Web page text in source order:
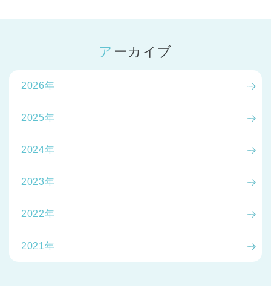
アーカイブ
2026年
2025年
2024年
2023年
2022年
2021年